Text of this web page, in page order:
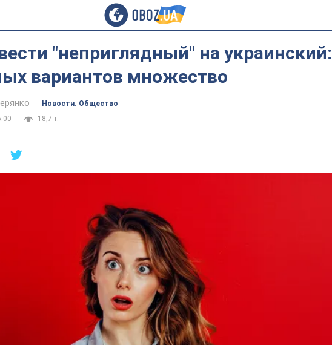
"неприглядный" на украинский:
вариантов множество
Новости. Общество
18,7 т.